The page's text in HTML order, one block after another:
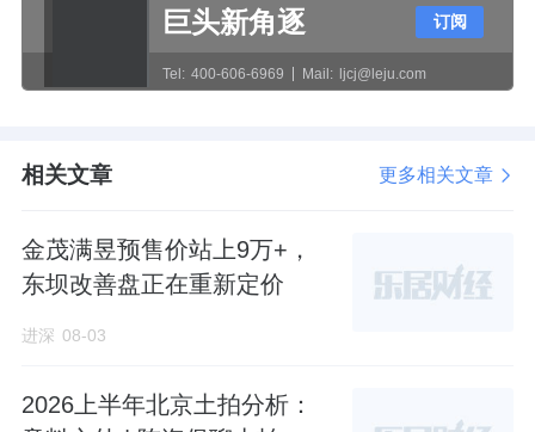
型的视野、隐私性估计较差。
比如，两梯三户的中间户型，西边的书房跟另
东边的主卧衣帽间飘窗，也与另一户型的阳台
两梯六户的楼栋，中间的两户，其书房的飘窗
两梯五户的中间户型，同样存在类似这样的窥
巨头新角逐
Tel: 400-606-6969 Mail: ljcj@leju.com
订阅
相关文章 更多相关文章
金茂满昱预售价站上9万+，
东坝改善盘正在重新定价
进深 08-03
2026上半年北京土拍分析：